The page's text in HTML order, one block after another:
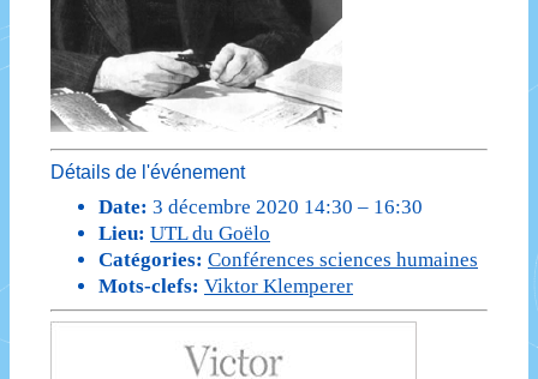
Détails de l'événement
Date: 3 décembre 2020 14:30 – 16:30
Lieu: UTL du Goëlo
Catégories: Conférences sciences humaines
Mots-clefs: Viktor Klemperer